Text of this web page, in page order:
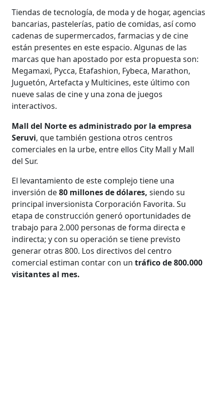
Tiendas de tecnología, de moda y de hogar, agencias
bancarias, pastelerías, patio de comidas, así como
cadenas de supermercados, farmacias y de cine
están presentes en este espacio. Algunas de las
marcas que han apostado por esta propuesta son:
Megamaxi, Pycca, Etafashion, Fybeca, Marathon,
Juguetón, Artefacta y Multicines, este último con
nueve salas de cine y una zona de juegos
interactivos.
Mall del Norte es administrado por la empresa
Seruvi, que también gestiona otros centros
comerciales en la urbe, entre ellos City Mall y Mall
del Sur.
El levantamiento de este complejo tiene una
inversión de80 millones de dólares, siendo su
principal inversionista Corporación Favorita. Su
etapa de construcción generó oportunidades de
trabajo para 2.000 personas de forma directa e
indirecta; y con su operación se tiene previsto
generar otras 800. Los directivos del centro
comercial estiman contar con untráfico de 800.000
visitantes al mes.